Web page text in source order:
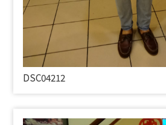
DSC04212